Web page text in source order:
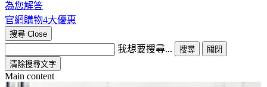
為您解答
官網購物4大優惠
搜尋 Close
我想要搜尋... 搜尋
關閉
清除搜尋文字
Main content